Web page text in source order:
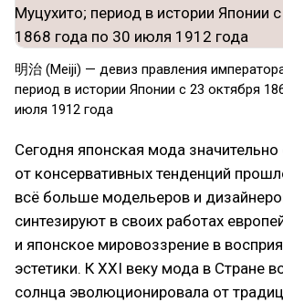
明治 (Meiji) — девиз правления
период в истории Японии с 23 октября
июля 1912 года
Сегодня японская мода значительно
от консервативных тенденций
всё больше модельеров и
синтезируют в своих работах
и японское мировоззрение в
эстетики. К XXI веку мода в Стране
солнца эволюционировала от